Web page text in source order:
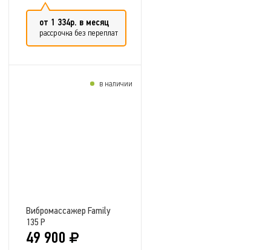
от 1 334р. в месяц
рассрочка без переплат
Вибромассажер Family
135 P
49 900
в наличии